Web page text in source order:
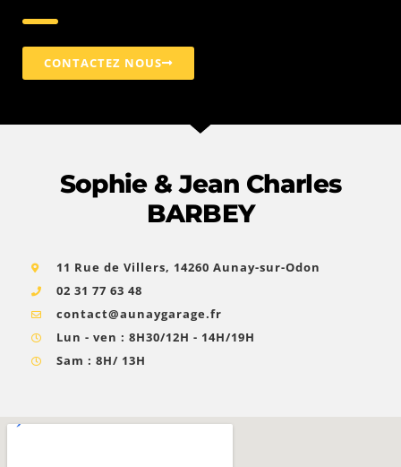
CONTACTEZ NOUS
Sophie & Jean Charles
BARBEY
11 Rue de Villers, 14260 Aunay-sur-Odon
02 31 77 63 48
contact@aunaygarage.fr
Lun - ven : 8H30/12H - 14H/19H
Sam : 8H/ 13H